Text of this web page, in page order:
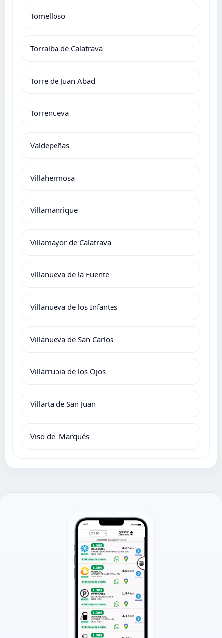
Tomelloso
Torralba de Calatrava
Torre de Juan Abad
Torrenueva
Valdepeñas
Villahermosa
Villamanrique
Villamayor de Calatrava
Villanueva de la Fuente
Villanueva de los Infantes
Villanueva de San Carlos
Villarrubia de los Ojos
Villarta de San Juan
Viso del Marqués